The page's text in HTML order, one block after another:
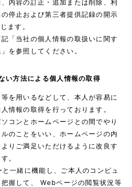
内容の訂正・追加または削除、利
停止および第三者提供記録の開示
ます。
「当社の個人情報の取扱いに関す
を参照してください。
い方法による個人情報の取得
を用いるなどして、本人が容易に
情報の取得を行っております。
コンとホームページとの間でやり
のことをいい、ホームページの内
りご満足いただけるように改良す
。
一緒に機能し、ご本人のコンピュ
握して、 Webページの閲覧状況等